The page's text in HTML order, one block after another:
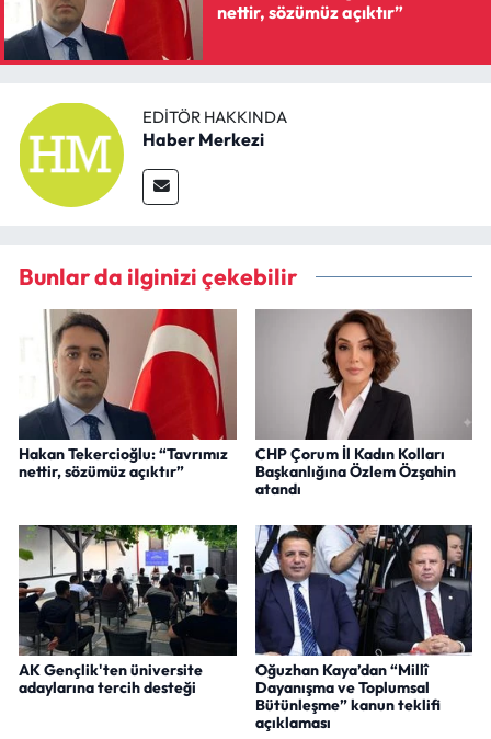
nettir, sözümüz açıktır”
EDITÖR HAKKINDA
Haber Merkezi
Bunlar da ilginizi çekebilir
Hakan Tekercioğlu: “Tavrımız
nettir, sözümüz açıktır”
CHP Çorum İl Kadın Kolları
Başkanlığına Özlem Özşahin
atandı
AK Gençlik'ten üniversite
adaylarına tercih desteği
Oğuzhan Kaya’dan “Millî
Dayanışma ve Toplumsal
Bütünleşme” kanun teklifi
açıklaması
Yaşam
Yayla Haber
Yemek Tarifleri
Yerel Haberler